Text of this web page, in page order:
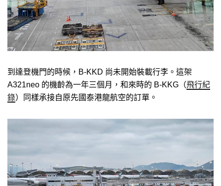
到達登機門的時候，B-KKD 尚未開始裝載行李。這架
A321neo 的機齡為一年三個月，和來時的 B-KKG（飛行紀
錄）同樣承接自原先國泰港龍航空的訂單。